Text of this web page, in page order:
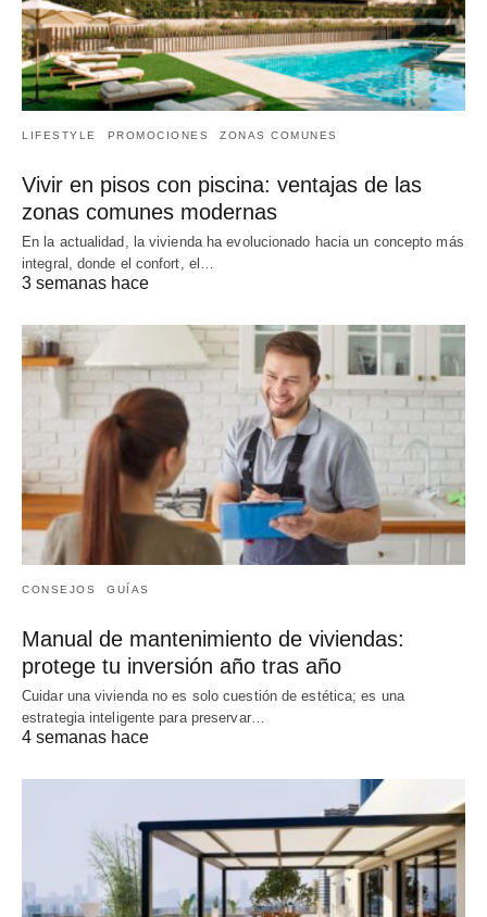
LIFESTYLE PROMOCIONES ZONAS COMUNES
Vivir en pisos con piscina: ventajas de las
zonas comunes modernas
En la actualidad, la vivienda ha evolucionado hacia un concepto más
integral, donde el confort, el…
3 semanas hace
CONSEJOS GUÍAS
Manual de mantenimiento de viviendas:
protege tu inversión año tras año
Cuidar una vivienda no es solo cuestión de estética; es una
estrategia inteligente para preservar…
4 semanas hace